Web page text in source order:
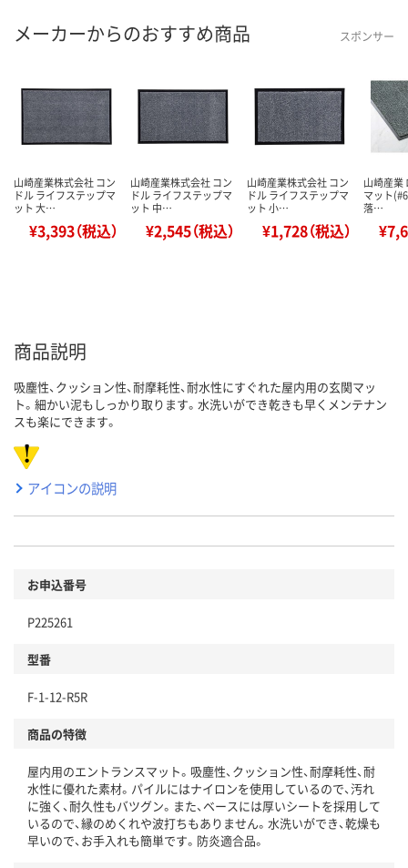
メーカーからのおすすめ商品 スポンサー
山崎産業株式会社 コン
ドル ライフステップマ
ット 大…
¥3,393（税込）
山崎産業株式会社 コン
ドル ライフステップマ
ット 中…
¥2,545（税込）
山崎産業株式会社 コン
ドル ライフステップマ
ット 小…
¥1,728（税込）
山崎産業
マット
落…
商品説明
吸塵性、クッション性、耐摩耗性、耐水性にすぐれた屋内用の玄関マッ
ト。細かい泥もしっかり取ります。水洗いができ乾きも早くメンテナン
スも楽にできます。
アイコンの説明
お申込番号
P225261
型番
F-1-12-R5R
商品の特徴
屋内用のエントランスマット。吸塵性、クッション性、耐摩耗性、耐
水性に優れた素材。パイルにはナイロンを使用しているので、汚れ
に強く、耐久性もバツグン。また、ベースには厚いシートを採用して
いるので、縁のめくれや波打ちもありません。水洗いができ、乾燥も
早いので、お手入れも簡単です。防炎適合品。